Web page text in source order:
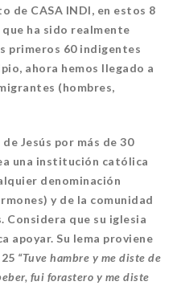
de CASA INDI, en estos 8
que ha sido realmente
primeros 60 indigentes
ahora hemos llegado a
(hombres,
Jesús por más de 30
una institución católica
denominación
y de la comunidad
Considera que su iglesia
apoyar. Su lema proviene
“Tuve hambre y me diste de
fui forastero y me diste